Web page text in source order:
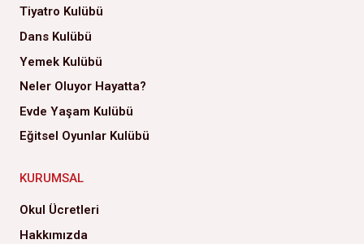
Tiyatro Kulübü
Dans Kulübü
Yemek Kulübü
Neler Oluyor Hayatta?
Evde Yaşam Kulübü
Eğitsel Oyunlar Kulübü
KURUMSAL
Okul Ücretleri
Hakkımızda